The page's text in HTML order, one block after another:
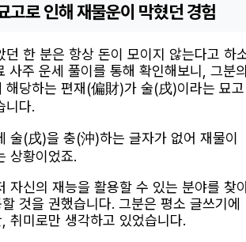
고로 인해 재물운이 막혔던 경험
던 한 분은 항상 돈이 모이지 않는다고 하
사주 운세 풀이를 통해 확인해보니, 그분
해당하는 편재(偏財)가 술(戌)이라는 묘고
니다.
술(戌)을 충(沖)하는 글자가 없어 재물이
상황이었죠.
자신의 재능을 활용할 수 있는 분야를 찾
것을 권했습니다. 그분은 평소 글쓰기에
취미로만 생각하고 있었습니다.